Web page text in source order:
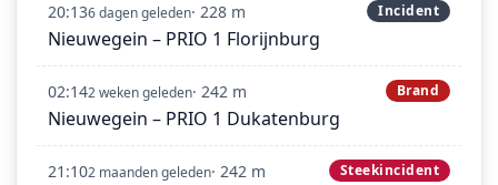
20:136 dagen geleden· 228 m Incident
Nieuwegein – PRIO 1 Florijnburg
02:142 weken geleden· 242 m Brand
Nieuwegein – PRIO 1 Dukatenburg
21:102 maanden geleden· 242 m Steekincident